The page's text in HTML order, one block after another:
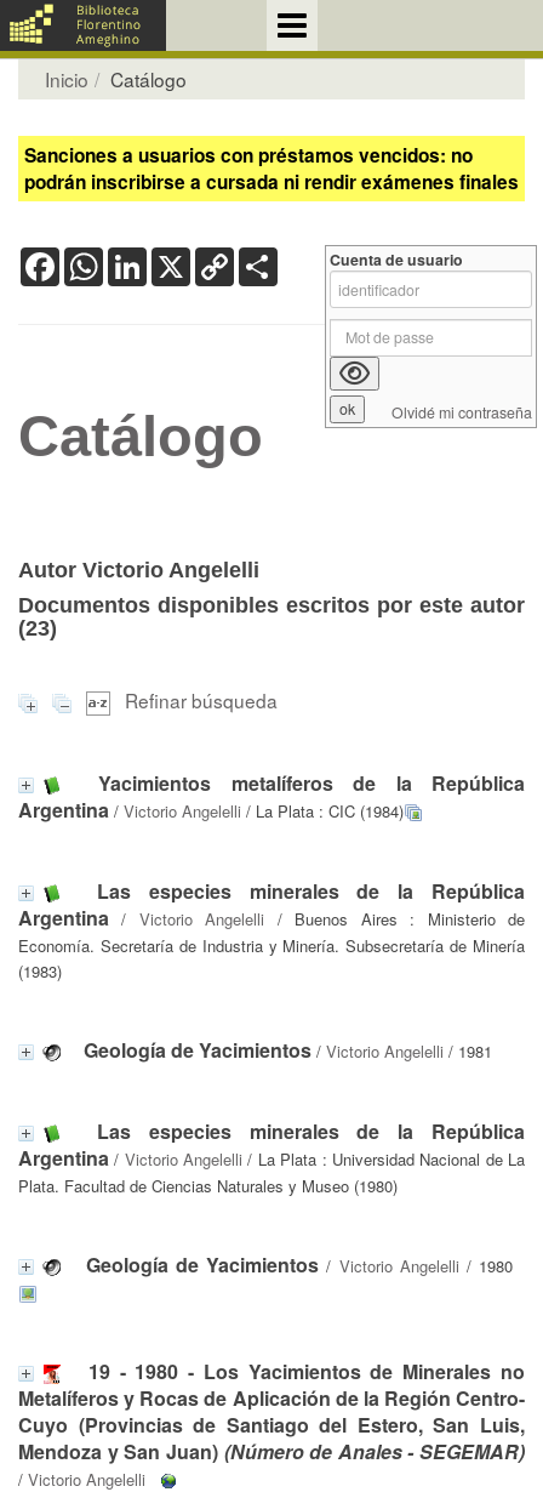
Inicio Catálogo
Sanciones a usuarios con préstamos vencidos: no
podrán inscribirse a cursada ni rendir exámenes finales
FacebookWhatsApp
LinkedIn
X Copy
Link
Catálogo
Autor Victorio Angelelli
Documentos disponibles escritos por este autor
(23)
Refinar búsqueda
Yacimientos metalíferos de la República
Argentina / Victorio Angelelli / La Plata : CIC (1984)
Las especies minerales de la República
Argentina / Victorio Angelelli / Buenos Aires : Ministerio de
Economía. Secretaría de Industria y Minería. Subsecretaría de Minería
(1983)
Geología de Yacimientos / Victorio Angelelli / 1981
Las especies minerales de la República
Argentina / Victorio Angelelli / La Plata : Universidad Nacional de La
Plata. Facultad de Ciencias Naturales y Museo (1980)
Geología de Yacimientos / Victorio Angelelli / 1980
19 - 1980 - Los Yacimientos de Minerales no
Metalíferos y Rocas de Aplicación de la Región Centro-
Cuyo (Provincias de Santiago del Estero, San Luis,
Mendoza y San Juan)(Número de Anales - SEGEMAR)
/ Victorio Angelelli
Cuenta de usuario
Olvidé mi contraseña